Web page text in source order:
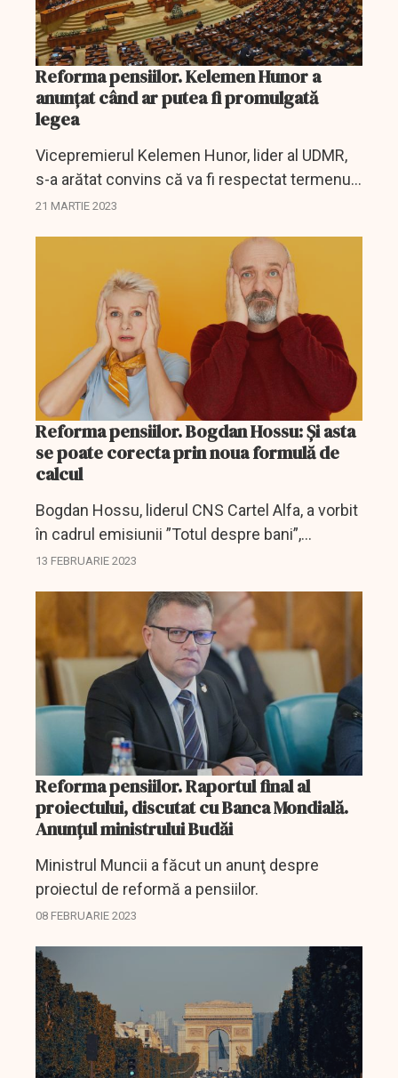
Reforma pensiilor. Kelemen Hunor a
anunţat când ar putea fi promulgată
legea
Vicepremierul Kelemen Hunor, lider al UDMR,
s-a arătat convins că va fi respectat termenul
lunii iunie în ceea ce priveşte reforma
21 MARTIE 2023
Reforma pensiilor. Bogdan Hossu: Și asta
se poate corecta prin noua formulă de
calcul
Bogdan Hossu, liderul CNS Cartel Alfa, a vorbit
în cadrul emisiunii ”Totul despre bani”,
difuzată de DCNews și DCBusiness, despre
formule de calcul,...
13 FEBRUARIE 2023
Reforma pensiilor. Raportul final al
proiectului, discutat cu Banca Mondială.
Anunţul ministrului Budăi
Ministrul Muncii a făcut un anunţ despre
proiectul de reformă a pensiilor.
08 FEBRUARIE 2023